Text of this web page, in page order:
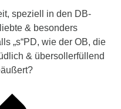
speziell in den DB-
& besonders
„s“PD, wie der OB, die
& übersollerfüllend